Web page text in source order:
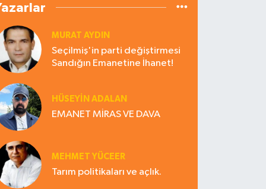
MURAT AYDIN
Seçilmiş'in parti değiştirmesi
Sandığın Emanetine İhanet!
HÜSEYIN ADALAN
EMANET MİRAS VE DAVA
MEHMET YÜCEER
Tarım politikaları ve açlık.